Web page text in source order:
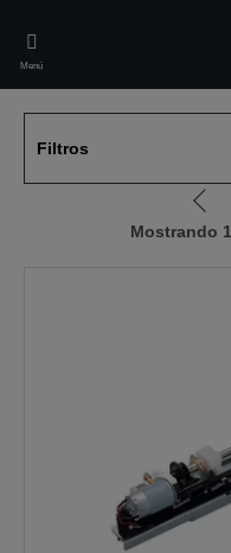
main
content
Menú
Filtros
Ir
a
Mostrando